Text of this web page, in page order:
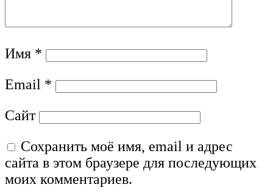
Имя *
Email *
Сайт
Сохранить моё имя, email и адрес
сайта в этом браузере для последующих
моих комментариев.